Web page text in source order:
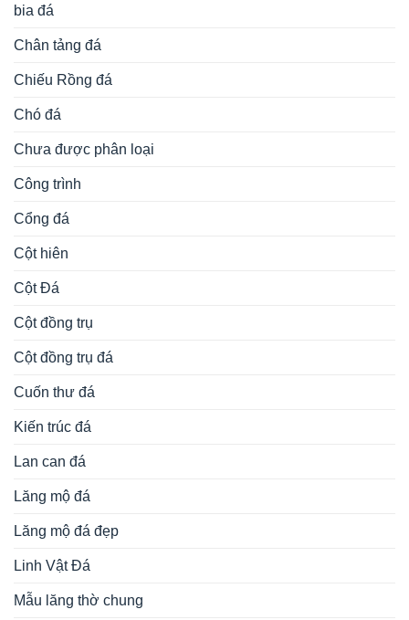
bia đá
Chân tảng đá
Chiếu Rồng đá
Chó đá
Chưa được phân loại
Công trình
Cổng đá
Cột hiên
Cột Đá
Cột đồng trụ
Cột đồng trụ đá
Cuốn thư đá
Kiến trúc đá
Lan can đá
Lăng mộ đá
Lăng mộ đá đẹp
Linh Vật Đá
Mẫu lăng thờ chung